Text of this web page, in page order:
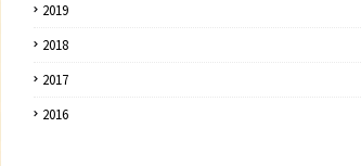
2019
2018
2017
2016